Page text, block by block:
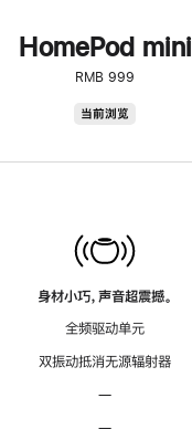
HomePod mini
RMB 999
当前浏览
身材小巧，声音超震撼。
全频驱动单元
双振动抵消无源辐射器
—
—